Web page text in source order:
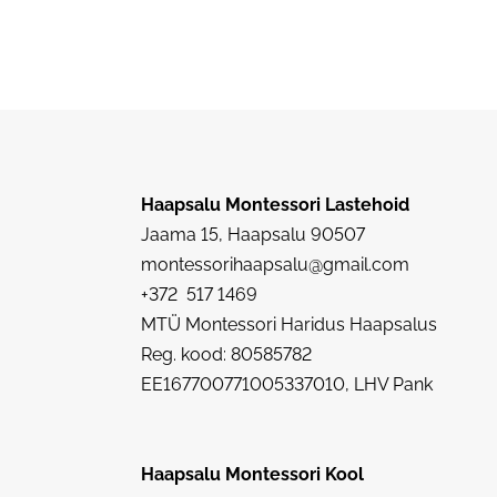
Haapsalu Montessori Lastehoid
Jaama 15, Haapsalu 90507
montessorihaapsalu@gmail.com
+372 517 1469
MTÜ Montessori Haridus Haapsalus
Reg. kood: 80585782
EE167700771005337010, LHV Pank
Haapsalu Montessori Kool